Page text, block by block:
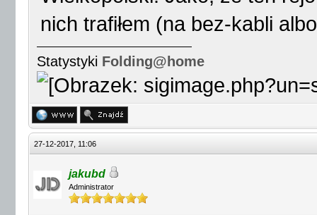
nich trafiłem (na bez-kabli
Statystyki Folding@home
27-12-2017, 11:06
jakubd
Administrator